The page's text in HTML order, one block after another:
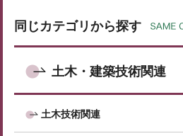
同じカテゴリから探す
土木・建築技術関連
土木技術関連